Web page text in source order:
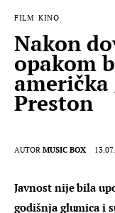
FILM KINO
Nakon
opakom
Preston
AUTOR MUSIC BOX
Javnost nije bila
godišnja glumica i